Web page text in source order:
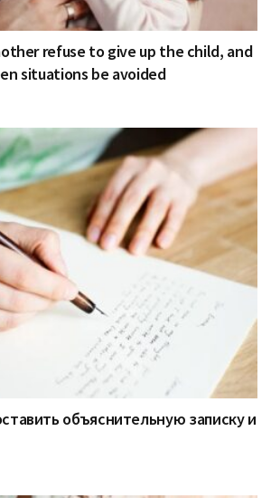
refuse to give up the child, and
situations be avoided
объяснительную записку и